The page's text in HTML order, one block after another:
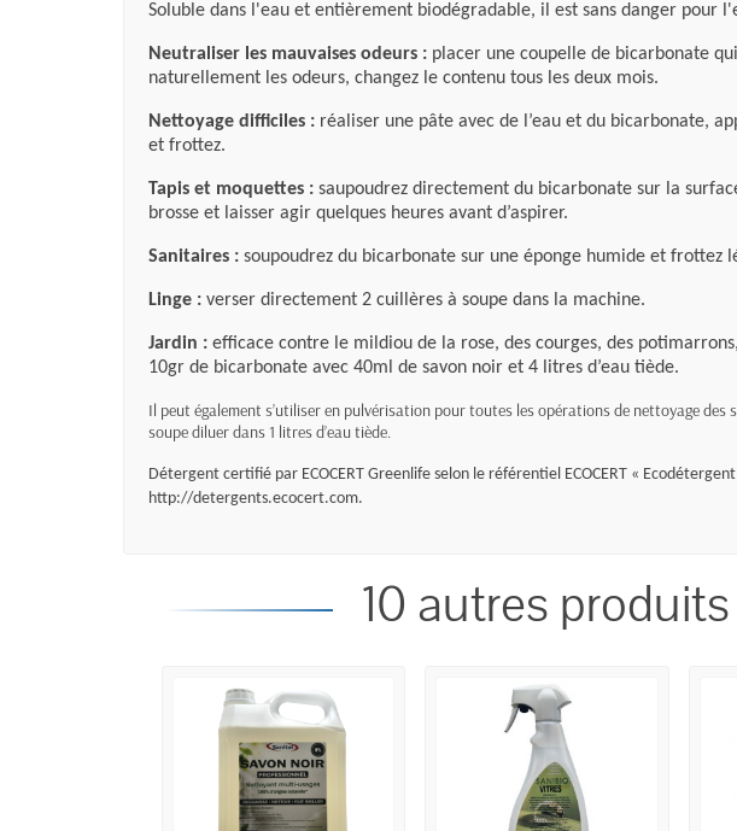
Soluble dans l'eau et entièrement biodégradable, il est sans danger pour
Neutraliser les mauvaises odeurs : placer une coupelle de bicarbonate
naturellement les odeurs, changez le contenu tous les deux mois.
Nettoyage difficiles : réaliser une pâte avec de l’eau et du bicarbonate,
et frottez.
Tapis et moquettes : saupoudrez directement du bicarbonate sur la
brosse et laisser agir quelques heures avant d’aspirer.
Sanitaires : soupoudrez du bicarbonate sur une éponge humide et frottez
Linge : verser directement 2 cuillères à soupe dans la machine.
Jardin : efficace contre le mildiou de la rose, des courges, des
10gr de bicarbonate avec 40ml de savon noir et 4 litres d’eau
Il peut également s’utiliser en pulvérisation pour toutes les opérations de nettoyage des
soupe diluer dans 1 litres d’eau tiède.
Détergent certifié par ECOCERT Greenlife selon le référentiel ECOCERT «
http://detergents.ecocert.com.
10 autres